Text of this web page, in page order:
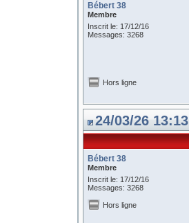
Bébert 38
Membre
Inscrit le: 17/12/16
Messages: 3268
Hors ligne
24/03/26 13:13
Bébert 38
Membre
Inscrit le: 17/12/16
Messages: 3268
Hors ligne